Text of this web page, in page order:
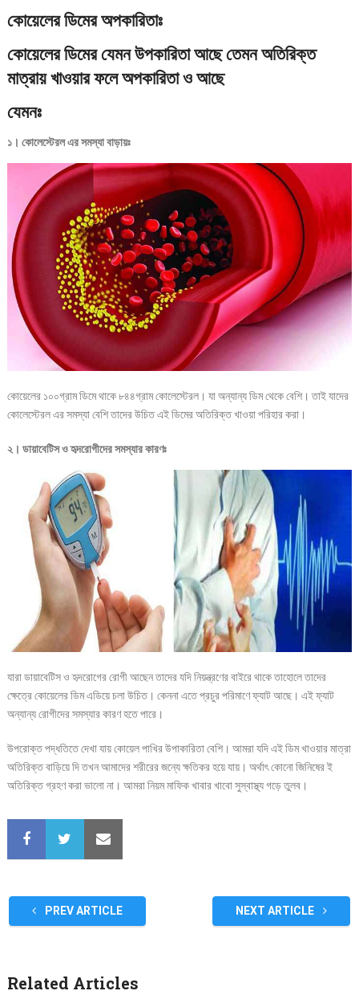
কোয়েলের ডিমের অপকারিতাঃ
কোয়েলের ডিমের যেমন উপকারিতা আছে তেমন অতিরিক্ত
মাত্রায় খাওয়ার ফলে অপকারিতা ও আছে
যেমনঃ
১। কোলেস্টেরল এর সমস্যা বাড়ায়ঃ
কোয়েলের ১০০গ্রাম ডিমে থাকে ৮৪৪গ্রাম কোলেস্টেরল। যা অন্যান্য ডিম থেকে বেশি। তাই যাদের
কোলেস্টেরল এর সমস্যা বেশি তাদের উচিত এই ডিমের অতিরিক্ত খাওয়া পরিহার করা।
২। ডায়াবেটিস ও হৃদরোগীদের সমস্যার কারণঃ
যারা ডায়াবেটিস ও হৃদরোগের রোগী আছেন তাদের যদি নিয়ন্ত্রণের বাইরে থাকে তাহোলে তাদের
ক্ষেত্রে কোয়েলের ডিম এডিয়ে চলা উচিত। কেননা এতে প্রচুর পরিমাণে ফ্যাট আছে। এই ফ্যাট
অন্যান্য রোগীদের সমস্যার কারণ হতে পারে।
উপরোক্ত পদ্ধতিতে দেখা যায় কোয়েল পাখির উপাকারিতা বেশি। আমরা যদি এই ডিম খাওয়ার মাত্রা
অতিরিক্ত বাড়িয়ে দি তখন আমাদের শরীরের জন্যে ক্ষতিকর হয়ে যায়। অর্থাৎ কোনো জিনিষের ই
অতিরিক্ত গ্রহণ করা ভালো না। আমরা নিয়ম মাফিক খাবার খাবো সুস্বাস্থ্য গড়ে তুলব।
PREV ARTICLE NEXT ARTICLE
Related Articles